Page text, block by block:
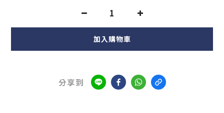
加入購物車
分享到